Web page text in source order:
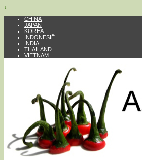
↓
CHINA
JAPAN
KOREA
INDONESIË
INDIA
THAILAND
VIETNAM